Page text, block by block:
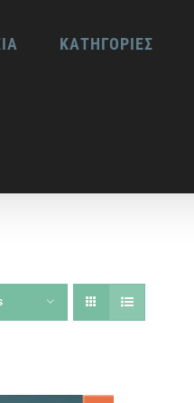
ΚΑΤΗΓΟΡΙΕΣ